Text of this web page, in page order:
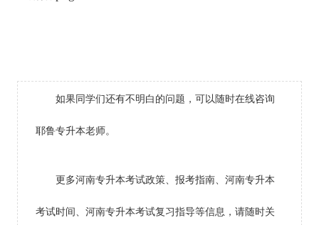
如果同学们还有不明白的问题，可以随时在线咨询
耶鲁专升本老师。
更多河南专升本考试政策、报考指南、河南专升本
考试时间、河南专升本考试复习指导等信息，请随时关